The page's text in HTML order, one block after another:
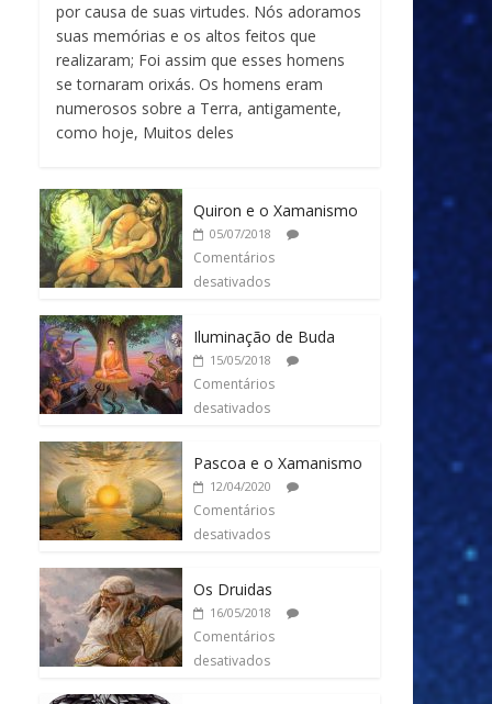
por causa de suas virtudes. Nós adoramos
suas memórias e os altos feitos que
realizaram; Foi assim que esses homens
se tornaram orixás. Os homens eram
numerosos sobre a Terra, antigamente,
como hoje, Muitos deles
Quiron e o Xamanismo
05/07/2018
Comentários
desativados
Iluminação de Buda
15/05/2018
Comentários
desativados
Pascoa e o Xamanismo
12/04/2020
Comentários
desativados
Os Druidas
16/05/2018
Comentários
desativados